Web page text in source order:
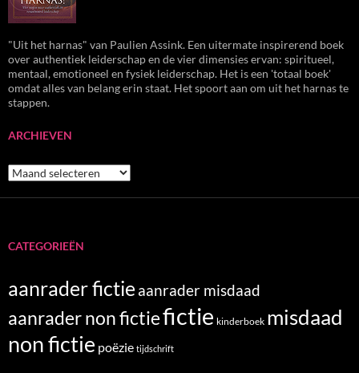
"Uit het harnas" van Paulien Assink. Een uitermate inspirerend boek
over authentiek leiderschap en de vier dimensies ervan: spiritueel,
mentaal, emotioneel en fysiek leiderschap. Het is een 'totaal boek'
omdat alles van belang erin staat. Het spoort aan om uit het harnas te
stappen.
ARCHIEVEN
Archieven
CATEGORIEËN
aanrader fictie aanrader misdaad
aanrader non fictiefictie kinderboek misdaad
non fictie poëzie tijdschrift